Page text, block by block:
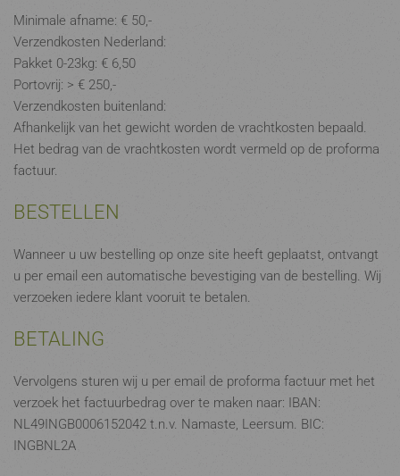
Minimale afname: € 50,-
Verzendkosten Nederland:
Pakket 0-23kg: € 6,50
Portovrij: > € 250,-
Verzendkosten buitenland:
Afhankelijk van het gewicht worden de vrachtkosten bepaald.
Het bedrag van de vrachtkosten wordt vermeld op de proforma
factuur.
BESTELLEN
Wanneer u uw bestelling op onze site heeft geplaatst, ontvangt
u per email een automatische bevestiging van de bestelling. Wij
verzoeken iedere klant vooruit te betalen.
BETALING
Vervolgens sturen wij u per email de proforma factuur met het
verzoek het factuurbedrag over te maken naar: IBAN:
NL49INGB0006152042 t.n.v. Namaste, Leersum. BIC:
INGBNL2A